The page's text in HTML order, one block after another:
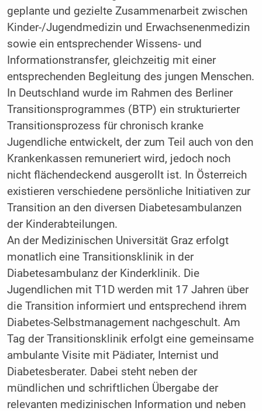
geplante und gezielte Zusammenarbeit zwischen
Kinder-/Jugendmedizin und Erwachsenenmedizin
sowie ein entsprechender Wissens- und
Informationstransfer, gleichzeitig mit einer
entsprechenden Begleitung des jungen Menschen.
In Deutschland wurde im Rahmen des Berliner
Transitionsprogrammes (BTP) ein strukturierter
Transitionsprozess für chronisch kranke
Jugendliche entwickelt, der zum Teil auch von den
Krankenkassen remuneriert wird, jedoch noch
nicht flächendeckend ausgerollt ist. In Österreich
existieren verschiedene persönliche Initiativen zur
Transition an den diversen Diabetesambulanzen
der Kinderabteilungen.
An der Medizinischen Universität Graz erfolgt
monatlich eine Transitionsklinik in der
Diabetesambulanz der Kinderklinik. Die
Jugendlichen mit T1D werden mit 17 Jahren über
die Transition informiert und entsprechend ihrem
Diabetes-Selbstmanagement nachgeschult. Am
Tag der Transitionsklinik erfolgt eine gemeinsame
ambulante Visite mit Pädiater, Internist und
Diabetesberater. Dabei steht neben der
mündlichen und schriftlichen Übergabe der
relevanten medizinischen Information und neben